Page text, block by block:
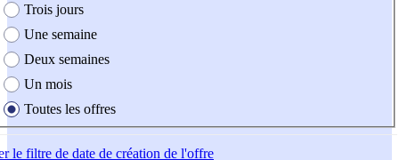
Trois jours
Une semaine
Deux semaines
Un mois
Toutes les offres
le filtre de date de création de l'offre